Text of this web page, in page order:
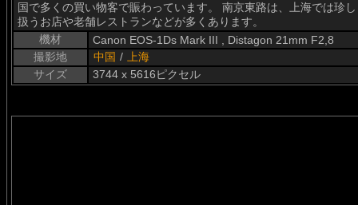
国で多くの買い物客で賑わっています。 南京東路は、上海では珍
扱うお店や老舗レストランなどが多くあります。
機材
Canon EOS-1Ds Mark III , Distagon 21mm F2,8
撮影地
中国 /
上海
サイズ
3744 x 5616ピクセル